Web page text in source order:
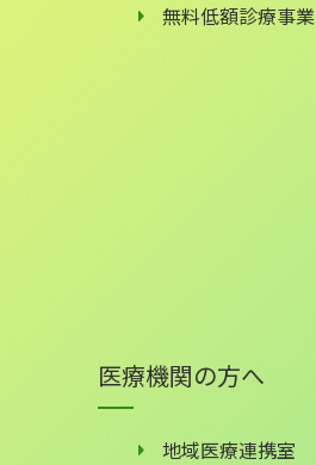
無料低額診療事業
医療機関の方へ
地域医療連携室